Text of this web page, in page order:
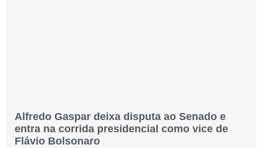
Alfredo Gaspar deixa disputa ao Senado e
entra na corrida presidencial como vice de
Flávio Bolsonaro